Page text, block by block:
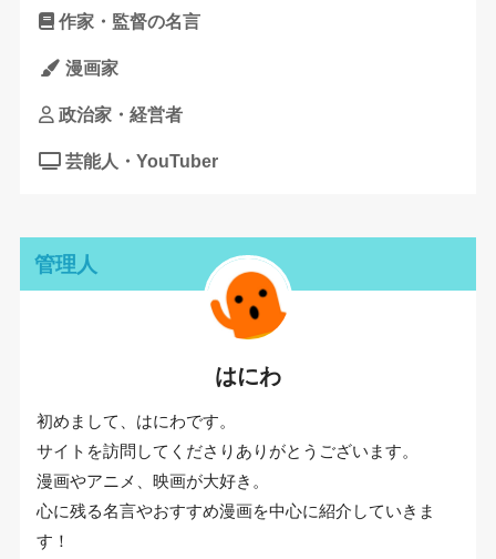
作家・監督の名言
漫画家
政治家・経営者
芸能人・YouTuber
管理人
はにわ
初めまして、はにわです。
サイトを訪問してくださりありがとうございます。
漫画やアニメ、映画が大好き。
心に残る名言やおすすめ漫画を中心に紹介していきま
す！